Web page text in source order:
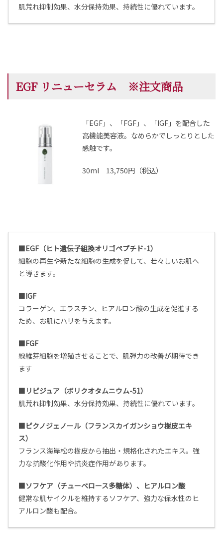
肌荒れ抑制効果、水分保持効果、持続性に優れています。
EGF リニューセラム ※注文商品
「EGF」、「FGF」、「IGF」を配合した
高機能美容液。 なめらかでしっとりとした
感触です。
30ml 13,750円（税込）
■EGF（ヒト遺伝子組換オリゴペプチド-1）
細胞の再生や新たな細胞の生成を促して、若々しいお肌へ
と導きます。
■IGF
コラーゲン、エラスチン、ヒアルロン酸の生成を促進する
ため、お肌にハリを与えます。
■FGF
線維芽細胞を増殖させることで、肌弾力の改善が期待でき
ます
■リピジュア（ボリクオタムニウム-51）
肌荒れ抑制効果、水分保持効果、持続性に優れています。
■ピクノジェノール（フランスカイガンショウ樹皮エキ
ス）
フランス海岸松の樹皮から抽出・規格化されたエキス。強
力な抗酸化作用や抗炎症作用があります。
■ソフケア（チューベロース多糖体）、ヒアルロン酸
健常な肌サイクルを維持するソフケア、強力な保水性のヒ
アルロン酸も配合。